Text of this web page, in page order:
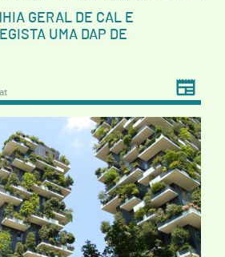
GERAL DE CAL E
UMA DAP DE